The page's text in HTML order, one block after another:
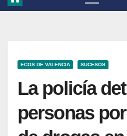
ECOS DE VALENCIA SUCESOS
La policía
personas